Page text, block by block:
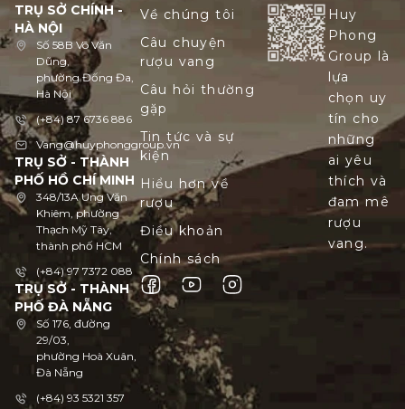
TRỤ SỞ CHÍNH -
HÀ NỘI
Số 58B Võ Văn
Dũng,
phường Đống Đa,
Hà Nội
(+84) 87 6736 886
Vang@huyphonggroup.vn
TRỤ SỞ - THÀNH
PHỐ HỒ CHÍ MINH
348/13A Ung Văn
Khiêm, phường
Thạch Mỹ Tây,
thành phố HCM
(+84) 97 7372 088
TRỤ SỞ - THÀNH
PHỐ ĐÀ NẴNG
Số 176, đường
29/03,
phường Hoà Xuân,
Đà Nẵng
(+84) 93 5321 357
Về chúng tôi
Câu chuyện
rượu vang
Câu hỏi thường
gặp
Tin tức và sự
kiện
Hiểu hơn về
rượu
Điều khoản
Chính sách
Huy
Phong
Group là
lựa
chọn uy
tín cho
những
ai yêu
thích và
đam mê
rượu
vang.